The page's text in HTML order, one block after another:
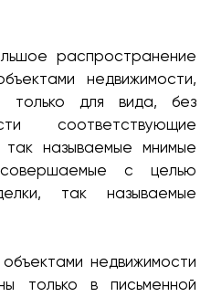
распространение
недвижимости,
только для вида, без
соответствующие
так называемые мнимые
с целью
так называемые
недвижимости
только в письменной